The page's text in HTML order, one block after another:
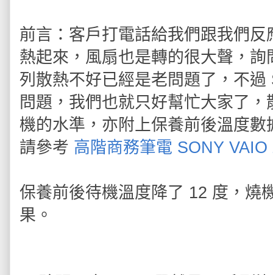
前言：客戶打電話給我們跟我們
熱起來，風扇也是轉的很大聲，
列散熱不好已經是老問題了，不
問題，我們也就只好幫忙大家了
機的水準，亦附上保養前後溫度
請參考 高階商務筆電 SONY
保養前後待機溫度降了 12 度，燒
果。